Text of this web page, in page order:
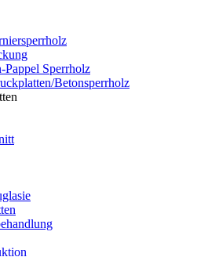
Pappel Sperrholz
Betonsperrholz